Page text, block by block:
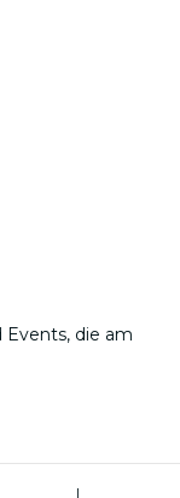
Events, die am
|